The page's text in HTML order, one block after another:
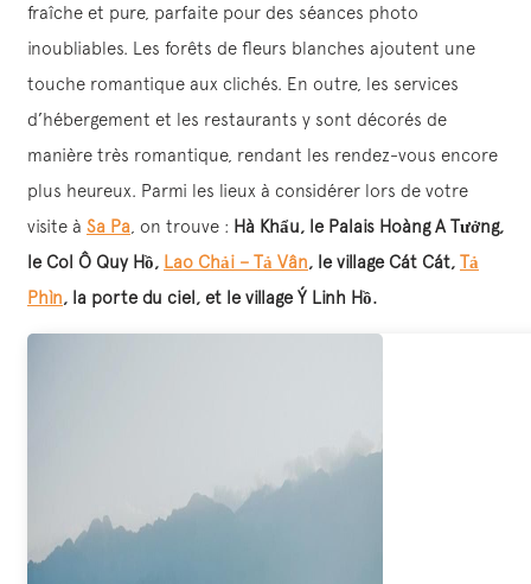
fraîche et pure, parfaite pour des séances photo
inoubliables. Les forêts de fleurs blanches ajoutent une
touche romantique aux clichés. En outre, les services
d’hébergement et les restaurants y sont décorés de
manière très romantique, rendant les rendez-vous encore
plus heureux. Parmi les lieux à considérer lors de votre
visite à Sa Pa , on trouve : Hà Khẩu, le Palais Hoàng A Tưởng,
le Col Ô Quy Hồ, Lao Chải – Tả Vân, le village Cát Cát, Tả
Phìn, la porte du ciel, et le village Ý Linh Hồ.